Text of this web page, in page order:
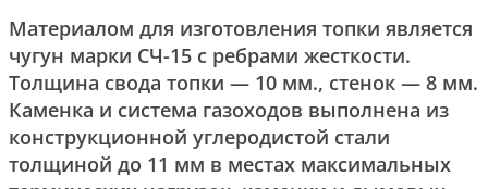
Материалом для изготовления топки является
чугун марки СЧ-15 с ребрами жесткости.
Толщина свода топки — 10 мм., стенок — 8 мм.
Каменка и система газоходов выполнена из
конструкционной углеродистой стали
толщиной до 11 мм в местах максимальных